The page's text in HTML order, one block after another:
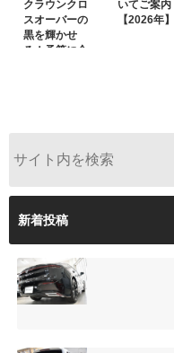
クラウンクロ
スオーバーの
黒を輝かせ
る！予算に合
いてご案内
【2026年】
新着投稿